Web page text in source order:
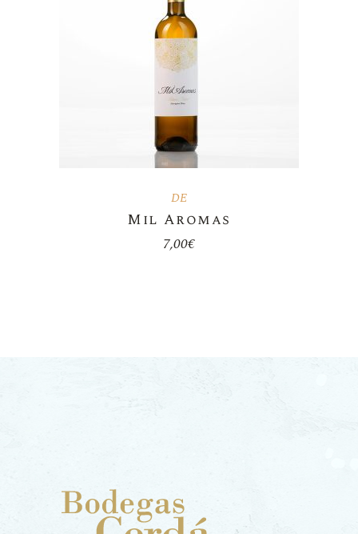
DE
Mil Aromas
7,00€